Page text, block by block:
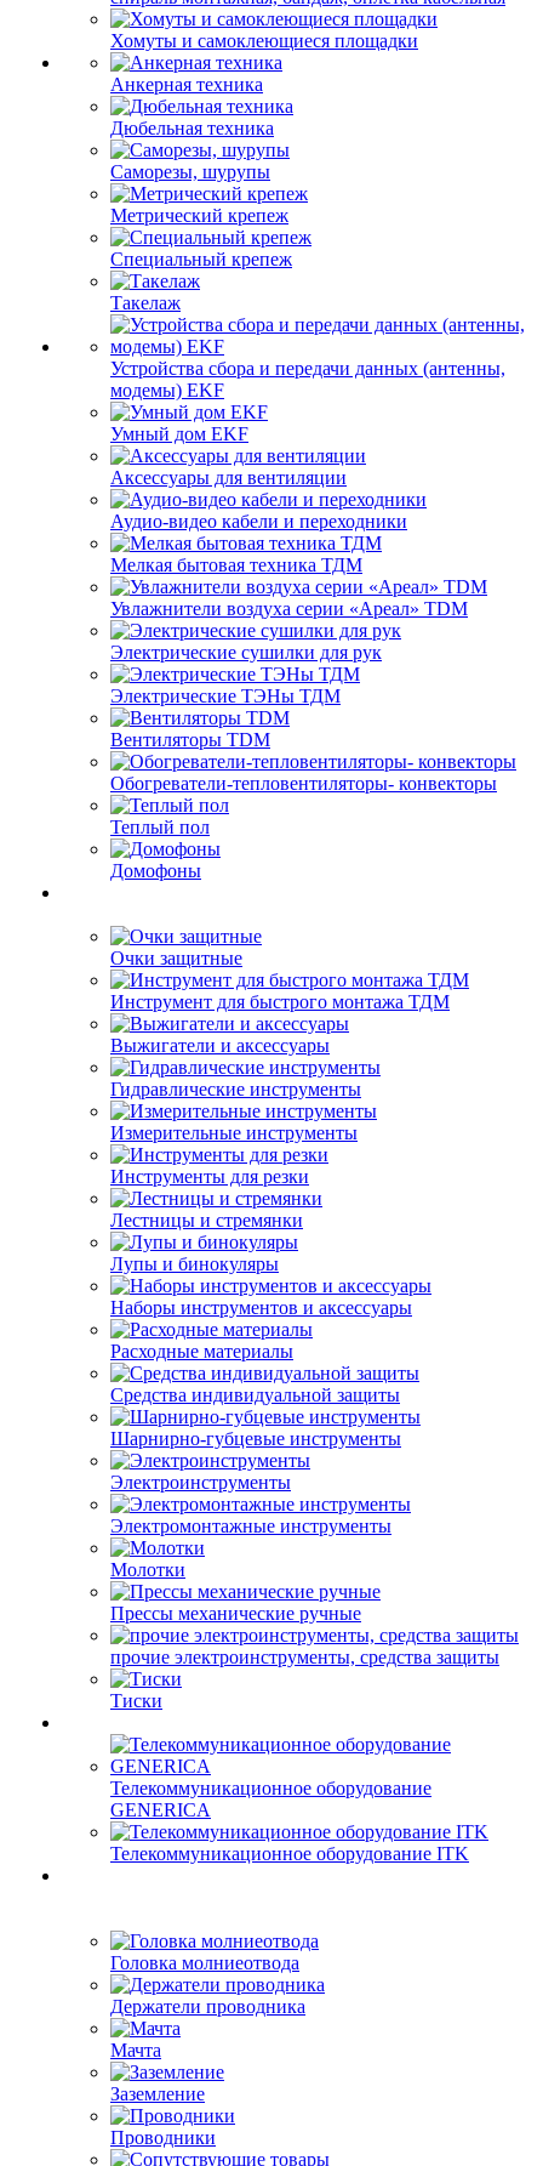
Хомуты и самоклеющиеся площадки
Анкерная техника
Дюбельная техника
Саморезы, шурупы
Метрический крепеж
Специальный крепеж
Такелаж
Устройства сбора и передачи данных (антенны,
модемы) EKF
Умный дом EKF
Аксессуары для вентиляции
Аудио-видео кабели и переходники
Мелкая бытовая техника ТДМ
Увлажнители воздуха серии «Ареал» TDM
Электрические сушилки для рук
Электрические ТЭНы ТДМ
Вентиляторы TDM
Обогреватели-тепловентиляторы- конвекторы
Теплый пол
Домофоны
Очки защитные
Инструмент для быстрого монтажа ТДМ
Выжигатели и аксессуары
Гидравлические инструменты
Измерительные инструменты
Инструменты для резки
Лестницы и стремянки
Лупы и бинокуляры
Наборы инструментов и аксессуары
Расходные материалы
Средства индивидуальной защиты
Шарнирно-губцевые инструменты
Электроинструменты
Электромонтажные инструменты
Молотки
Прессы механические ручные
прочие электроинструменты, средства защиты
Тиски
Телекоммуникационное оборудование
GENERICA
Телекоммуникационное оборудование ITK
Головка молниеотвода
Держатели проводника
Мачта
Заземление
Проводники